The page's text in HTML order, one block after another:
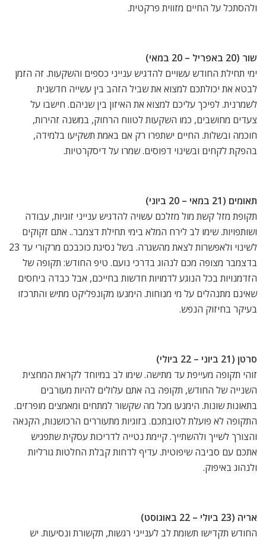
ולהסתכל על החיים מזווית פרקטית.
שור (20 באפריל – 20 במאי)
ימי תחילת החודש עשויים להדגיש ענייני כספים והשקעות. זּה הזמן
לבטא את יכולתכם למצוא את שביל הזהב בין עשייה חדשנית
לשמרנית. לפיכך עליכם למצוא את האיזון בין שניהם. חישבו על
צעדים מחושבים, כמו השקעות לטווח הרחוק, במשנה זהירות,
חוכמה ובשלות. החיים ישתפרו רק אם באמת תשקיעו בלמידה,
בהפקת לקחים ובשינוי דפוסים. שמרו על דיסקרטיות.
תאומים (21 במאי – 20 ביוני)
תקופת מזל קשת מול מזלכם עשויה להדגיש ענייני זוגיות, עבודה
ושותפויות. שימו לב לירח המלא בימי תחילת דצמבר.. אתם זקוקים
לשינוי ולאפשרות לצאת מהשגרה. בשל נסיגת כוכבכם מרקורי עד 23
בדצמבר מצופה מכם לנהוג בדרכי נועם. טיפ החודש: תקופה של
הזדמנויות בכל הנוגע לדמויות חדשות בחייכם, אבל כבדה ביחסים
שאינם מתנהלים על מי מנוחות. הימנעו מקונפליקט מתיש והתרכזו
בעיקר בחיזוק הנפש.
סרטן (21 ביוני – 22 ביולי)
זוהי תקופה מעייפת עד מתישה. שימו לב במיוחד לקראת המחצית
השנייה של החודש, תקופה בה אתם עלולים להיות מעורבים
בתאונות שונות. הימנעו מכל מה שקשור למתחים ומאמצים מופרזים.
התקופה לא פועלת לטובתכם. בזוגיות מתעוררים הרכושנות, הקנאה
והצורך לשייך ולהשתייך. קיימת נטייה לדריכות עסקית שתפגיש
אתכם עם סביבה שיפוטית. עדיף לדחות קבלת החלטות גורליות
ולנהוג באיפוק.
אריה (23 ביולי – 22 באוגוסט)
החודש תקדישו תשומת לב לענייני רגשות, תקשורת ונסיעות. יש